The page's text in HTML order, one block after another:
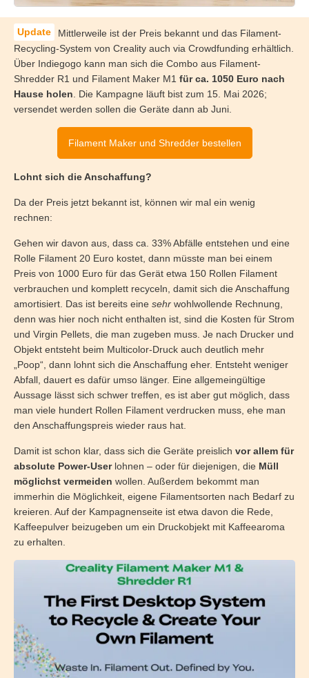
Mittlerweile ist der Preis bekannt und das Filament-
Recycling-System von Creality auch via Crowdfunding erhältlich.
Über Indiegogo kann man sich die Combo aus Filament-
Shredder R1 und Filament Maker M1 für ca. 1050 Euro nach
Hause holen. Die Kampagne läuft bist zum 15. Mai 2026;
versendet werden sollen die Geräte dann ab Juni.
Filament Maker und Shredder bestellen
Lohnt sich die Anschaffung?
Da der Preis jetzt bekannt ist, können wir mal ein wenig
rechnen:
Gehen wir davon aus, dass ca. 33% Abfälle entstehen und eine
Rolle Filament 20 Euro kostet, dann müsste man bei einem
Preis von 1000 Euro für das Gerät etwa 150 Rollen Filament
verbrauchen und komplett recyceln, damit sich die Anschaffung
amortisiert. Das ist bereits eine sehr wohlwollende Rechnung,
denn was hier noch nicht enthalten ist, sind die Kosten für Strom
und Virgin Pellets, die man zugeben muss. Je nach Drucker und
Objekt entsteht beim Multicolor-Druck auch deutlich mehr
„Poop“, dann lohnt sich die Anschaffung eher. Entsteht weniger
Abfall, dauert es dafür umso länger. Eine allgemeingültige
Aussage lässt sich schwer treffen, es ist aber gut möglich, dass
man viele hundert Rollen Filament verdrucken muss, ehe man
den Anschaffungspreis wieder raus hat.
Damit ist schon klar, dass sich die Geräte preislich vor allem für
absolute Power-Userlohnen – oder für diejenigen, die Müll
möglichst vermeiden wollen. Außerdem bekommt man
immerhin die Möglichkeit, eigene Filamentsorten nach Bedarf zu
kreieren. Auf der Kampagnenseite ist etwa davon die Rede,
Kaffeepulver beizugeben um ein Druckobjekt mit Kaffeearoma
zu erhalten.